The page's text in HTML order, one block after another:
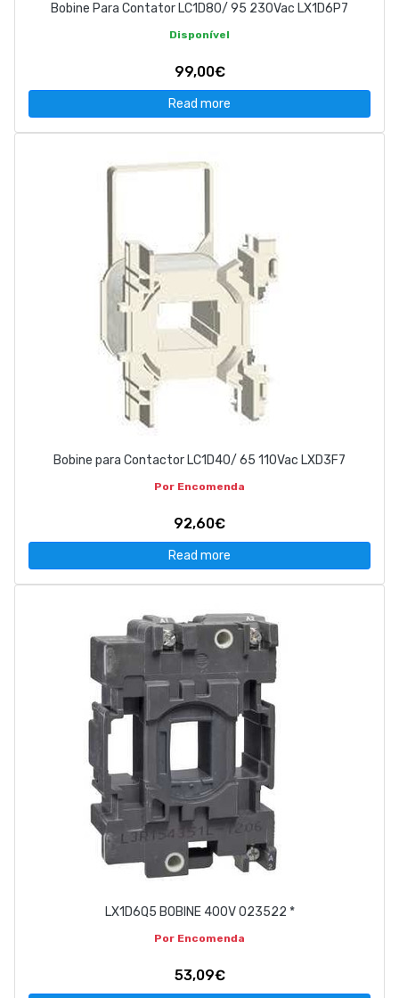
Bobine Para Contator LC1D80/ 95 230Vac LX1D6P7
Disponível
99,00€
Read more
Bobine para Contactor LC1D40/ 65 110Vac LXD3F7
Por Encomenda
92,60€
Read more
LX1D6Q5 BOBINE 400V 023522 *
Por Encomenda
53,09€